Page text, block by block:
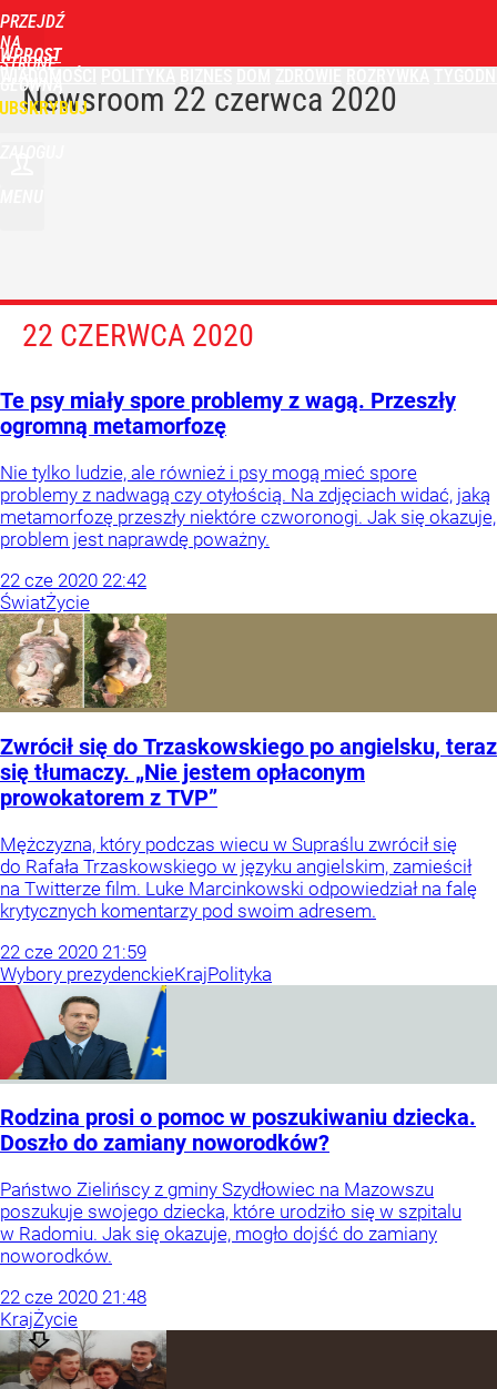
PRZEJDŹ
NA
STRONĘ
GŁÓWNĄ
WPROST
Newsroom 22 czerwca 2020
22 CZERWCA 2020
Te psy miały spore problemy z wagą. Przeszły
ogromną metamorfozę
Nie tylko ludzie, ale również i psy mogą mieć spore
problemy z nadwagą czy otyłością. Na zdjęciach widać, jaką
metamorfozę przeszły niektóre czworonogi. Jak się okazuje,
problem jest naprawdę poważny.
22 cze 2020 22:42
ŚwiatŻycie
Zwrócił się do Trzaskowskiego po angielsku, teraz
się tłumaczy. „Nie jestem opłaconym
prowokatorem z TVP”
Mężczyzna, który podczas wiecu w Supraślu zwrócił się
do Rafała Trzaskowskiego w języku angielskim, zamieścił
na Twitterze film. Luke Marcinkowski odpowiedział na falę
krytycznych komentarzy pod swoim adresem.
22 cze 2020 21:59
Wybory prezydenckieKrajPolityka
Rodzina prosi o pomoc w poszukiwaniu dziecka.
Doszło do zamiany noworodków?
Państwo Zielińscy z gminy Szydłowiec na Mazowszu
poszukuje swojego dziecka, które urodziło się w szpitalu
w Radomiu. Jak się okazuje, mogło dojść do zamiany
noworodków.
22 cze 2020 21:48
KrajŻycie